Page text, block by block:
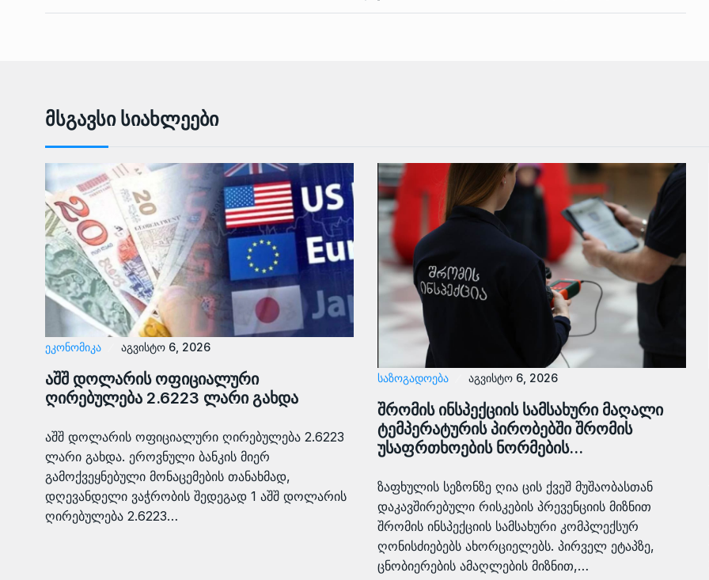
Მსგავსი Სიახლეები
ᲔᲙᲝᲜᲝᲛᲘᲙᲐ აგვისტო 6, 2026
აშშ დოლარის ოფიციალური
ღირებულება 2.6223 ლარი გახდა
აშშ დოლარის ოფიციალური ღირებულება 2.6223
ლარი გახდა. ეროვნული ბანკის მიერ
გამოქვეყნებული მონაცემების თანახმად,
დღევანდელი ვაჭრობის შედეგად 1 აშშ დოლარის
ღირებულება 2.6223…
ᲡᲐᲖᲝᲒᲐᲓᲝᲔᲑᲐ აგვისტო 6, 2026
შრომის ინსპექციის სამსახური მაღალი
ტემპერატურის პირობებში შრომის
უსაფრთხოების ნორმების…
ზაფხულის სეზონზე ღია ცის ქვეშ მუშაობასთან
დაკავშირებული რისკების პრევენციის მიზნით
შრომის ინსპექციის სამსახური კომპლექსურ
ღონისძიებებს ახორციელებს. პირველ ეტაპზე,
ცნობიერების ამაღლების მიზნით,…